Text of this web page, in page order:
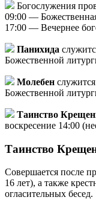
Богослужения
09:00 —
17:00 — Вечернее
Панихида
Божественной
Молебен
Божественной
Таинство
воскресение 14:00
Таинство
Совершается после
16 лет), а также
огласительных бесед.